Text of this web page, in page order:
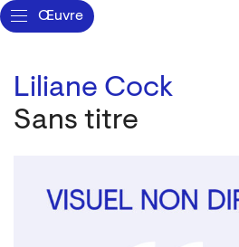
Œuvre
Liliane Cock
Sans titre